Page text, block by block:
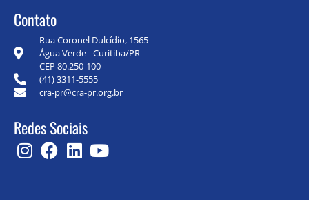
Contato
Rua Coronel Dulcídio, 1565
Água Verde - Curitiba/PR
CEP 80.250-100
(41) 3311-5555
cra-pr@cra-pr.org.br
Redes Sociais